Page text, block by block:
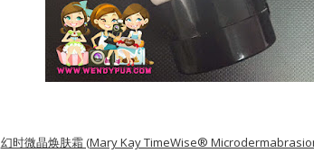
幻时微晶焕肤霜 (Mary Kay TimeWise®